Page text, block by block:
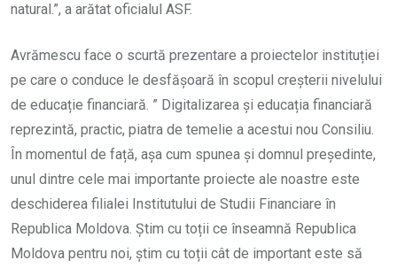
natural.”, a arătat oficialul ASF.
Avrămescu face o scurtă prezentare a proiectelor instituției
pe care o conduce le desfășoară în scopul creșterii nivelului
de educație financiară. ” Digitalizarea și educația financiară
reprezintă, practic, piatra de temelie a acestui nou Consiliu.
În momentul de față, așa cum spunea și domnul președinte,
unul dintre cele mai importante proiecte ale noastre este
deschiderea filialei Institutului de Studii Financiare în
Republica Moldova. Știm cu toții ce înseamnă Republica
Moldova pentru noi, știm cu toții cât de important este să